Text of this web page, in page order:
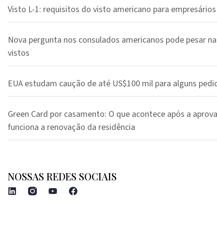
Visto L-1: requisitos do visto americano para empresários
Nova pergunta nos consulados americanos pode pesar
vistos
EUA estudam caução de até US$100 mil para alguns
Green Card por casamento: O que acontece após a
funciona a renovação da residência
NOSSAS REDES SOCIAIS